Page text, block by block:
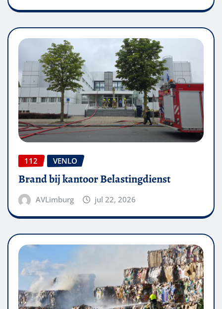
112 VENLO
Brand bij kantoor Belastingdienst
AVLimburg jul 22, 2026